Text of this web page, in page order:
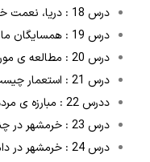
درس 18 : دریا، نعمت خداوندی
درس 19 : همسایگان ما
درس 20 : مطالعه ی موردی
درس 21 : استعمار چیست
ددرس 22 : مبارزه ی مردم ایران با استعمار
درس 23 : خرمشهر در چنگال دشمن
درس 24 : خرمشهر در دامان میهن